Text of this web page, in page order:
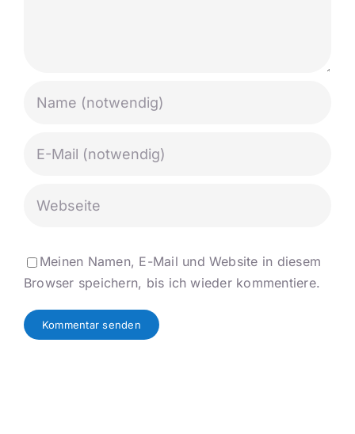
Meinen Namen, E-Mail und Website in diesem
Browser speichern, bis ich wieder kommentiere.